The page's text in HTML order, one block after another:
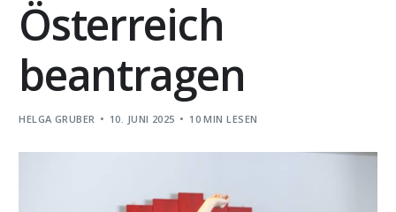
Österreich
beantragen
HELGA GRUBER 10. JUNI 2025 10 MIN LESEN